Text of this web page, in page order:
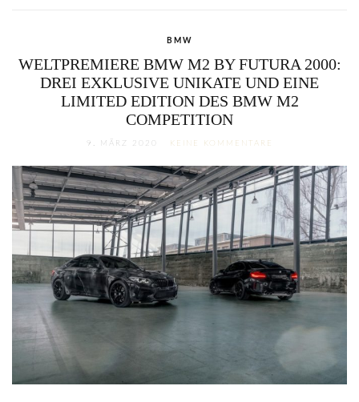
BMW
WELTPREMIERE BMW M2 BY FUTURA 2000:
DREI EXKLUSIVE UNIKATE UND EINE
LIMITED EDITION DES BMW M2
COMPETITION
9. MÄRZ 2020 KEINE KOMMENTARE